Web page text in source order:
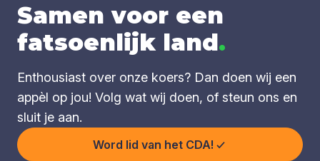
Samen voor een
fatsoenlijk land.
Enthousiast over onze koers? Dan doen wij een
appèl op jou! Volg wat wij doen, of steun ons en
sluit je aan.
Word lid van het CDA!